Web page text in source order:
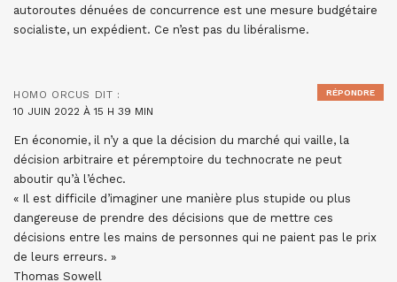
autoroutes dénuées de concurrence est une mesure budgétaire
socialiste, un expédient. Ce n’est pas du libéralisme.
HOMO ORCUS DIT :
10 JUIN 2022 À 15 H 39 MIN
En économie, il n’y a que la décision du marché qui vaille, la
décision arbitraire et péremptoire du technocrate ne peut
aboutir qu’à l’échec.
« Il est difficile d’imaginer une manière plus stupide ou plus
dangereuse de prendre des décisions que de mettre ces
décisions entre les mains de personnes qui ne paient pas le prix
de leurs erreurs. »
Thomas Sowell
RÉPONDRE